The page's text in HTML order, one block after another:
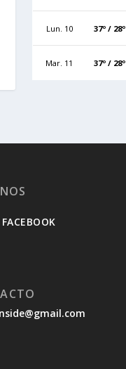
Lun. 10 37º / 28º
Mar. 11 37º / 28º
FACEBOOK